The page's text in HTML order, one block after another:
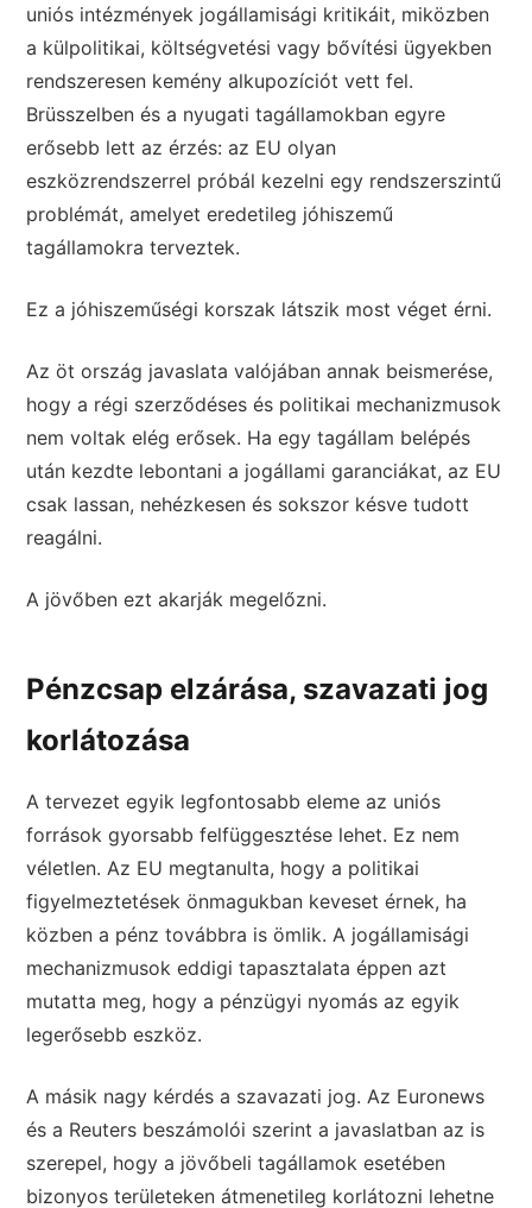
uniós intézmények jogállamisági kritikáit, miközben
a külpolitikai, költségvetési vagy bővítési ügyekben
rendszeresen kemény alkupozíciót vett fel.
Brüsszelben és a nyugati tagállamokban egyre
erősebb lett az érzés: az EU olyan
eszközrendszerrel próbál kezelni egy rendszerszintű
problémát, amelyet eredetileg jóhiszemű
tagállamokra terveztek.
Ez a jóhiszeműségi korszak látszik most véget érni.
Az öt ország javaslata valójában annak beismerése,
hogy a régi szerződéses és politikai mechanizmusok
nem voltak elég erősek. Ha egy tagállam belépés
után kezdte lebontani a jogállami garanciákat, az EU
csak lassan, nehézkesen és sokszor késve tudott
reagálni.
A jövőben ezt akarják megelőzni.
Pénzcsap elzárása, szavazati jog
korlátozása
A tervezet egyik legfontosabb eleme az uniós
források gyorsabb felfüggesztése lehet. Ez nem
véletlen. Az EU megtanulta, hogy a politikai
figyelmeztetések önmagukban keveset érnek, ha
közben a pénz továbbra is ömlik. A jogállamisági
mechanizmusok eddigi tapasztalata éppen azt
mutatta meg, hogy a pénzügyi nyomás az egyik
legerősebb eszköz.
A másik nagy kérdés a szavazati jog. Az Euronews
és a Reuters beszámolói szerint a javaslatban az is
szerepel, hogy a jövőbeli tagállamok esetében
bizonyos területeken átmenetileg korlátozni lehetne